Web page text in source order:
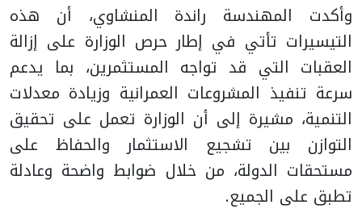
وأكدت المهندسة راندة المنشاوي، أن هذه
التيسيرات تأتي في إطار حرص الوزارة على إزالة
العقبات التي قد تواجه المستثمرين، بما يدعم
سرعة تنفيذ المشروعات العمرانية وزيادة معدلات
التنمية، مشيرة إلى أن الوزارة تعمل على تحقيق
التوازن بين تشجيع الاستثمار والحفاظ على
مستحقات الدولة، من خلال ضوابط واضحة وعادلة
تطبق على الجميع.